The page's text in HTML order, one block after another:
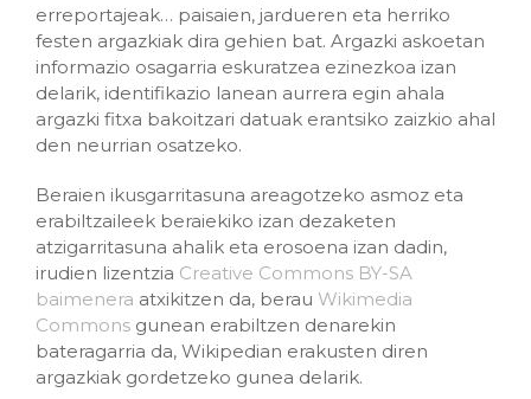
erreportajeak… paisaien, jardueren eta herriko
festen argazkiak dira gehien bat. Argazki askoetan
informazio osagarria eskuratzea ezinezkoa izan
delarik, identifikazio lanean aurrera egin ahala
argazki fitxa bakoitzari datuak erantsiko zaizkio ahal
den neurrian osatzeko.
Beraien ikusgarritasuna areagotzeko asmoz eta
erabiltzaileek beraiekiko izan dezaketen
atzigarritasuna ahalik eta erosoena izan dadin,
irudien lizentzia Creative Commons BY-SA
baimenera atxikitzen da, berau Wikimedia
Commons gunean erabiltzen denarekin
bateragarria da, Wikipedian erakusten diren
argazkiak gordetzeko gunea delarik.